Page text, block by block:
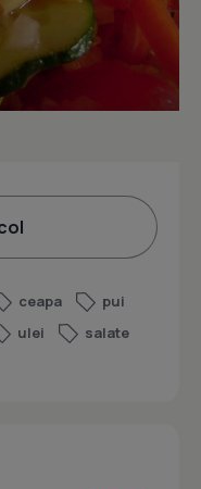
ceapa
pui
ulei
salate